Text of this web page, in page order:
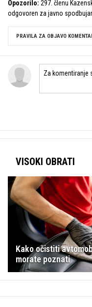
Opozorilo: 297. členu
odgovoren za javno
PRAVILA ZA OBJAVO
VISOKI OBRATI
Kako očistiti
morate poznati